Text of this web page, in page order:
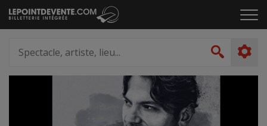
Passer
au
le
artiste,
lieu...